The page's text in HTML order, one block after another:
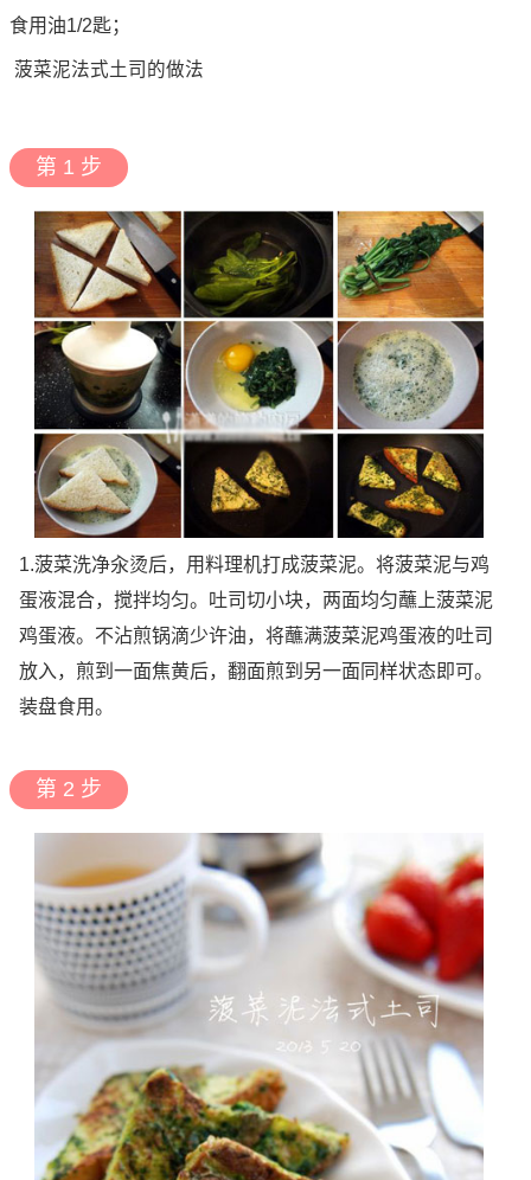
食用油1/2匙；
菠菜泥法式土司的做法
第 1 步
1.菠菜洗净汆烫后，用料理机打成菠菜泥。将菠菜泥与鸡
蛋液混合，搅拌均匀。吐司切小块，两面均匀蘸上菠菜泥
鸡蛋液。不沾煎锅滴少许油，将蘸满菠菜泥鸡蛋液的吐司
放入，煎到一面焦黄后，翻面煎到另一面同样状态即可。
装盘食用。
第 2 步